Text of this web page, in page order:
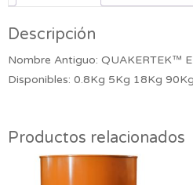
Descripción
Nombre Antiguo: QUAKERTEK™
Disponibles: 0.8Kg 5Kg 18Kg
Productos relacionados